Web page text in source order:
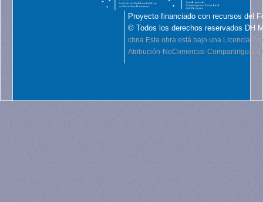
Proyecto financiado con recursos del
© Todos los derechos reservados DH
cbna Esta obra está bajo una Licencia
Atribución-NoComercial-CompartirIgual